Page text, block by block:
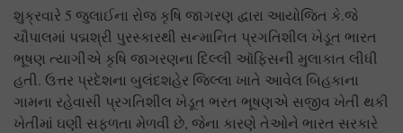
શુક્રવારે 5 જુલાઈના રોજ કૃષિ જાગરણ દ્વારા આયોજિત કે.જે
ચૌપાલમાં પદ્મશ્રી પુરસ્કારથી સન્માનિત પ્રગતિશીલ ખેડૂત ભારત
ભૂષણ ત્યાગીએ કૃષિ જાગરણના દિલ્લી ઑફિસની મુલાકાત લીધી
હતી. ઉત્તર પ્રદેશના બુલંદશહેર જિલ્લા ખાતે આવેલ બિહકાના
ગામના રહેવાસી પ્રગતિશીલ ખેડૂત ભરત ભૂષણએ સજીવ ખેતી થકી
ખેતીમાં ઘણી સફળતા મેળવી છે, જેના કારણે તેઓને ભારત સરકારે